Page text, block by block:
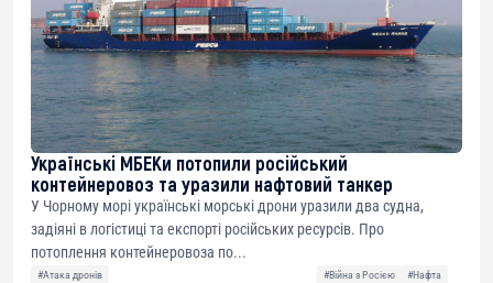
Українські МБЕКи потопили російський
контейнеровоз та уразили нафтовий танкер
У Чорному морі українські морські дрони уразили два судна,
задіяні в логістиці та експорті російських ресурсів. Про
потоплення контейнеровоза по...
#Атака дронів #Війна з Росією
#Нафта